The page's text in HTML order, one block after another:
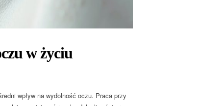
w życiu
wpływ na wydolność oczu. Praca przy